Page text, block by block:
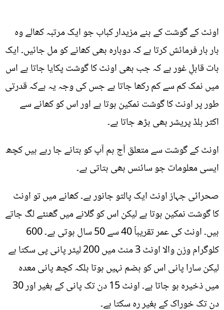
اونٹ کے گوشت کے بنے مزیدار کباب جو ایک مرتبہ کھالے وہ
بار بار فرمائش کرتا ہے کہ دوبارہ بھی کھانے کو مل جائیں۔ ایک
بات قابلِ غور ہے کہ جب بھی اونٹ کا گوشت پکایا جاتا ہے اس
میں نمک کم سے کم رکھا جاتا ہے جس کی وجہ یہ ہےکہ قدرتی
طور پر اونٹ کا گوشت نمکین ہوتا ہے اور اس کو کھانے سے
اکثر بلڈ پریشر بھی بڑھ جاتا ہے۔
اونٹ کے گوشت سے متعلق آج ہم آپ کو بتانے جا رہے ہیں کچھ
ایسی معلومات جو سائنس بھی بتاتی ہے۔
صحرائی جہاز اونٹ ایک پالتو جانور ہے۔ کھانے میں تو اونٹ
کا گوشت نمکین ہوتا ہے لیکن اس کو گلانے میں گھنٹے لگ جاتے
ہیں۔ اونٹ کی عمر تقریباً 40 سے 50 سال ہوتی ہے۔ 600
کلوگرام وزن والا اونٹ 3 منٹ میں 200 لیٹر پانی پی سکتا ہے
لیکن سارا پانی اس کو ہضم نہیں ہوتا بلکہ کچھ پانی معدہ
میں ذخیرہ ہو جاتا ہے۔ اونٹ 15 دن تک پانی کے بغیر اور 30
دن تک خوراک کے بغیر رہ سکتا ہے۔